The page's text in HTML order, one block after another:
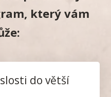
který vám
do větší